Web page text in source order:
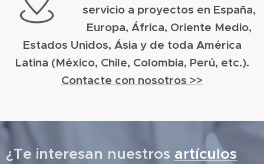
servicio a proyectos en España,
Europa, África, Oriente Medio,
Estados Unidos, Ásia y de toda América
Latina (México, Chile, Colombia, Perú, etc.).
Contacte con nosotros >>
¿Te interesan nuestros artículos